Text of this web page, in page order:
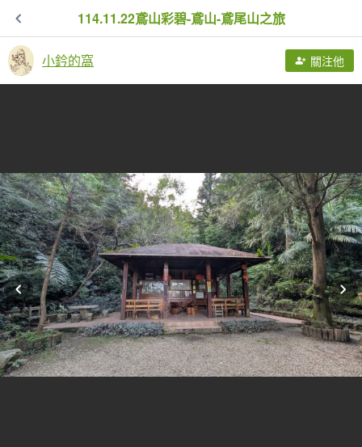
114.11.22鳶山彩碧-鳶山-鳶尾山之旅
小鈐的窩 關注他